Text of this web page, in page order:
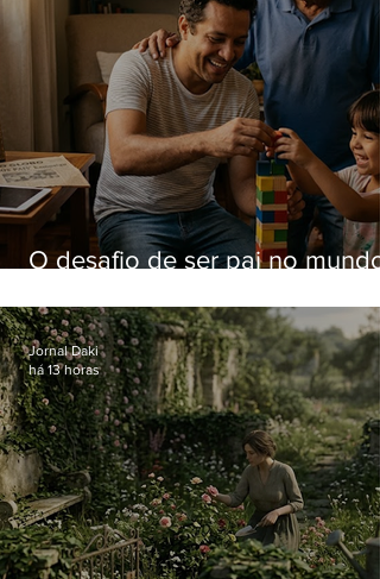
O desafio de ser pai no mundo
Jornal Daki
há 13 horas